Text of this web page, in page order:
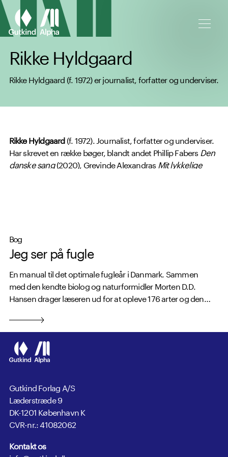
Spring til hovedindhold
Rikke Hyldgaard
Rikke Hyldgaard (f. 1972) er journalist, forfatter og underviser.
Rikke Hyldgaard(f. 1972). Journalist, forfatter og underviser.
Har skrevet en række bøger, blandt andet Phillip Fabers Den
danske sang(2020), Grevinde Alexandras Mit lykkelige
Bog
Jeg ser på fugle
En manual til det optimale fugleår i Danmark. Sammen
med den kendte biolog og naturformidler Morten D.D.
Hansen drager læseren ud for at opleve 176 arter og den
Gutkind Forlag A/S
Læderstræde 9
DK-1201 København K
CVR-nr.: 41082062
Kontakt os